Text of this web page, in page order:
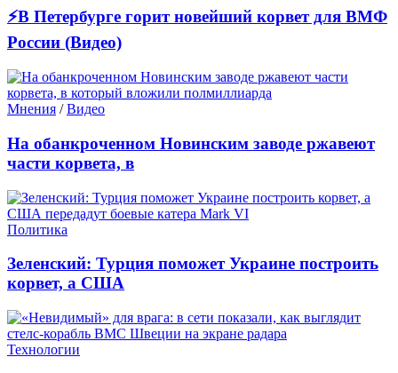
⚡В Петербурге горит новейший корвет для ВМФ
России (Видео)
Мнения /Видео
На обанкроченном Новинским заводе ржавеют
части корвета, в
Политика
Зеленский: Турция поможет Украине построить
корвет, а США
Технологии